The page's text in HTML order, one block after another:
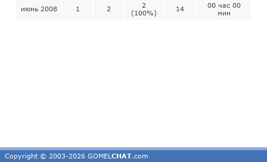
июнь 2008 1 2
2
(100%)
14
00 час 00
мин
Copyright © 2003-2026 GOMEL CHAT.com